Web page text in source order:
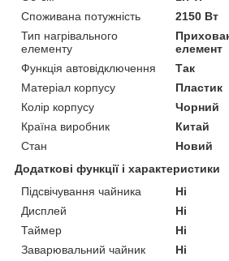
Споживана потужність
2150 Вт
Тип нагрівального
елементу
елемент
Функція автовідключення
Так
Матеріал корпусу
Пластик
Колір корпусу
Чорний
Країна виробник
Китай
Стан
Новий
Додаткові функції і характеристики
Підсвічування чайника
Ні
Дисплей
Ні
Таймер
Ні
Заварювальний чайник
Ні